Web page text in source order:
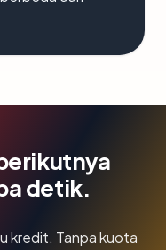
detik.
kredit. Tanpa kuota